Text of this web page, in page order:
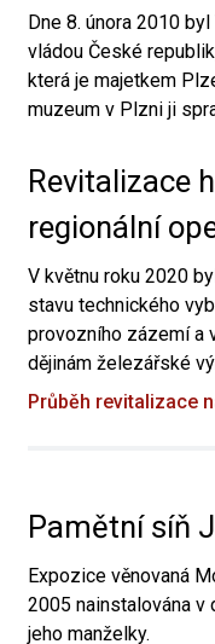
Dne 8. února 2010
vládou České
která je majetkem
muzeum v Plzni ji
Revitalizace
regionální
V květnu roku 2020
stavu technického
provozního zázemí a
dějinám železářské
Průběh revitalizace
Pamětní síň
Expozice věnovaná
2005 nainstalována v
jeho manželky.